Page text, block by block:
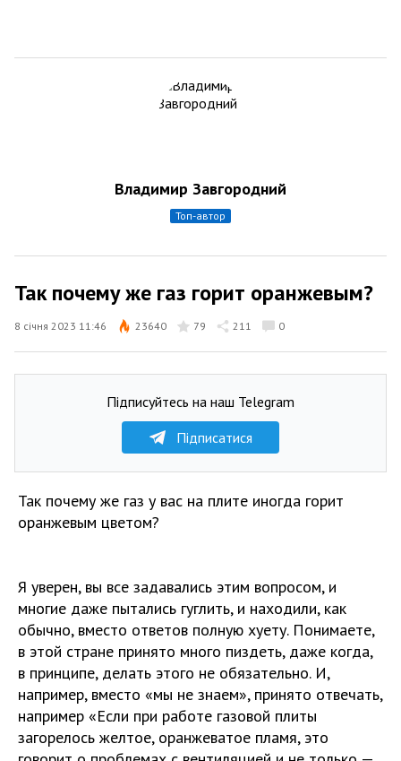
Владимир Завгородний
топ-автор
Так почему же газ горит оранжевым?
8 січня 2023 11:46 23640 79 211 0
Підписуйтесь на наш Telegram
Підписатися
Так почему же газ у вас на плите иногда горит
оранжевым цветом?
Я уверен, вы все задавались этим вопросом, и
многие даже пытались гуглить, и находили, как
обычно, вместо ответов полную хуету. Понимаете,
в этой стране принято много пиздеть, даже когда,
в принципе, делать этого не обязательно. И,
например, вместо «мы не знаем», принято отвечать,
например «Если при работе газовой плиты
загорелось желтое, оранжеватое пламя, это